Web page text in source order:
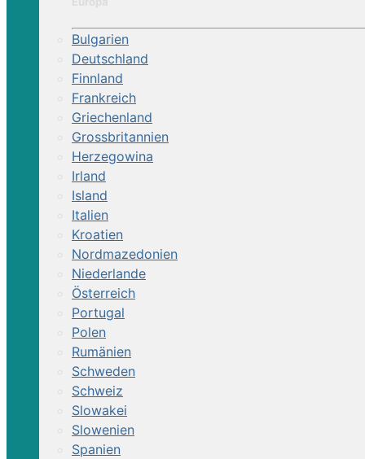
Über Uns
Bulgarien
Deutschland
Finnland
Frankreich
Griechenland
Grossbritannien
Herzegowina
Irland
Island
Italien
Kroatien
Nordmazedonien
Niederlande
Österreich
Portugal
Polen
Rumänien
Schweden
Schweiz
Slowakei
Slowenien
Spanien